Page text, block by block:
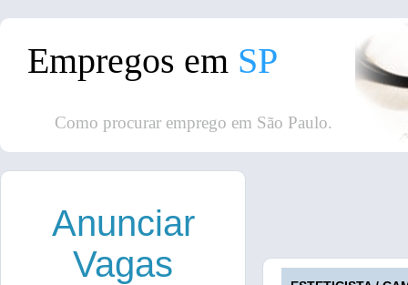
Empregos em SP
Como procurar emprego em São Paulo.
Anunciar
Vagas